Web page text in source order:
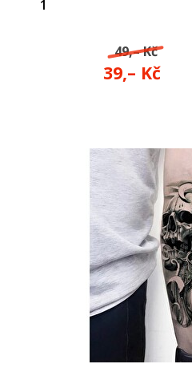
1
49,– Kč
39,– Kč